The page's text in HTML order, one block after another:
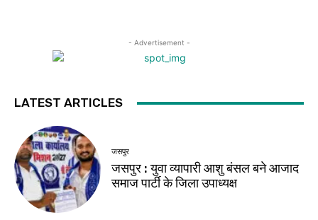
- Advertisement -
LATEST ARTICLES
जसपुर
जसपुर : युवा व्यापारी आशु बंसल बने आजाद
समाज पार्टी के जिला उपाध्यक्ष